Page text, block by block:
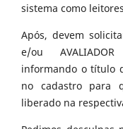
sistema como
Após, devem
e/ou
informando o título
no cadastro para
liberado na